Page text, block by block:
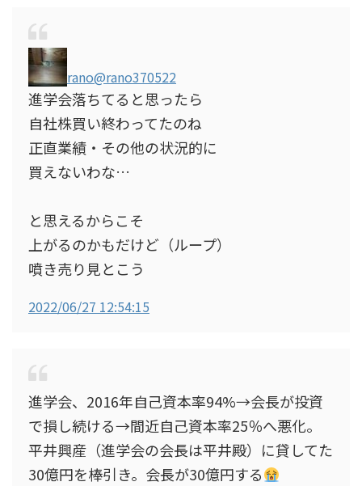
rano@rano370522
進学会落ちてると思ったら
自社株買い終わってたのね
正直業績・その他の状況的に
買えないわな…
と思えるからこそ
上がるのかもだけど（ループ）
噴き売り見とこう
2022/06/27 12:54:15
進学会、2016年自己資本率94%→会長が投資
で損し続ける→間近自己資本率25％へ悪化。
平井興産（進学会の会長は平井殿）に貸してた
30億円を棒引き。会長が30億円する